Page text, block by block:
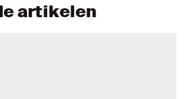
artikelen